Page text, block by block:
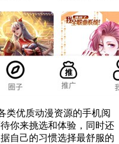
类优质动漫资源的手机阅
你来挑选和体验，同时还
自己的习惯选择最舒服的